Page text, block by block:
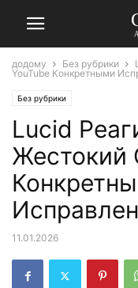
додому Без рубрики
YouTube Конкретными
Без рубрики
Lucid
Жестокий
11.01.2026